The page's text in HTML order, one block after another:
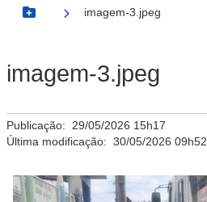
Botão Menu
imagem-3.jpeg
imagem-3.jpeg
Publicação: 29/05/2026 15h17
Última modificação: 30/05/2026 09h52